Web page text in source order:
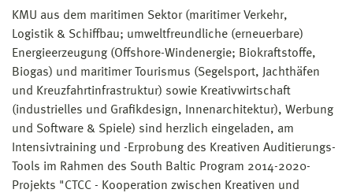
KMU aus dem maritimen Sektor (maritimer Verkehr,
Logistik & Schiffbau; umweltfreundliche (erneuerbare)
Energieerzeugung (Offshore-Windenergie; Biokraftstoffe,
Biogas) und maritimer Tourismus (Segelsport, Jachthäfen
und Kreuzfahrtinfrastruktur) sowie Kreativwirtschaft
(industrielles und Grafikdesign, Innenarchitektur), Werbung
und Software & Spiele) sind herzlich eingeladen, am
Intensivtraining und -Erprobung des Kreativen Auditierungs-
Tools im Rahmen des South Baltic Program 2014-2020-
Projekts "CTCC - Kooperation zwischen Kreativen und